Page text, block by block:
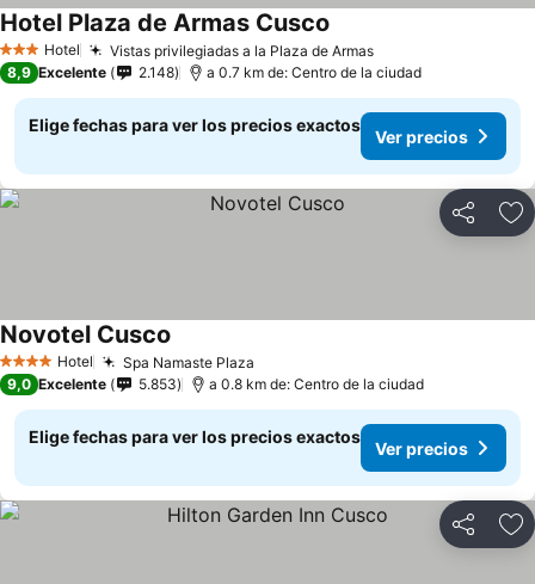
3 Estrellas
Hotel Vistas privilegiadas a la Plaza de Armas
Hotel Plaza de Armas Cusco
8,9 Excelente 2.148 a 0.7 km de: Centro de la ciudad
Elige fechas para ver los precios exactos
Ver precios
Compartir
4 EstrellasHotel Spa Namaste Plaza
Novotel Cusco
9,0 Excelente 5.853 a 0.8 km de: Centro de la ciudad
Elige fechas para ver los precios exactos
Ver precios
Compartir